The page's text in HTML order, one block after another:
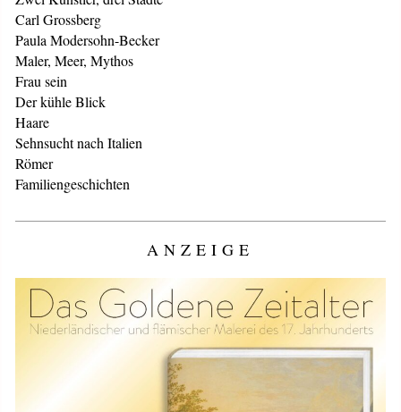
Carl Grossberg
Paula Modersohn-Becker
Maler, Meer, Mythos
Frau sein
Der kühle Blick
Haare
Sehnsucht nach Italien
Römer
Familiengeschichten
ANZEIGE